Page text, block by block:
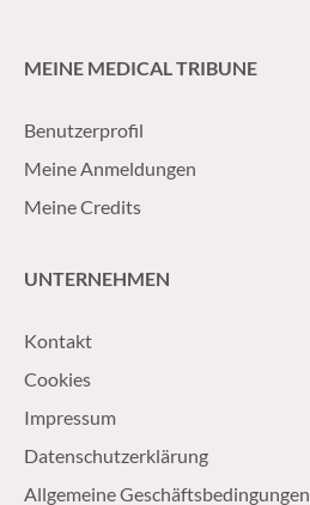
MEINE MEDICAL TRIBUNE
Benutzerprofil
Meine Anmeldungen
Meine Credits
UNTERNEHMEN
Kontakt
Cookies
Impressum
Datenschutzerklärung
Allgemeine Geschäftsbedingungen